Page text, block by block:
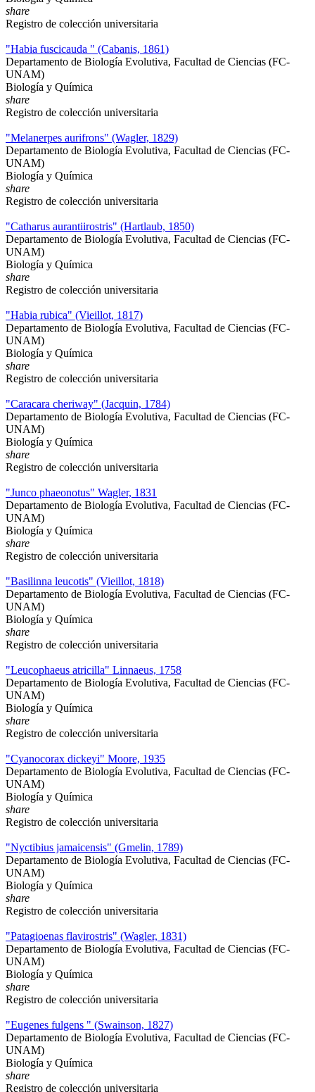
share
Registro de colección universitaria
"Habia fuscicauda " (Cabanis, 1861)
Departamento de Biología Evolutiva, Facultad de Ciencias (FC-
UNAM)
Biología y Química
share
Registro de colección universitaria
"Melanerpes aurifrons" (Wagler, 1829)
Departamento de Biología Evolutiva, Facultad de Ciencias (FC-
UNAM)
Biología y Química
share
Registro de colección universitaria
"Catharus aurantiirostris" (Hartlaub, 1850)
Departamento de Biología Evolutiva, Facultad de Ciencias (FC-
UNAM)
Biología y Química
share
Registro de colección universitaria
"Habia rubica" (Vieillot, 1817)
Departamento de Biología Evolutiva, Facultad de Ciencias (FC-
UNAM)
Biología y Química
share
Registro de colección universitaria
"Caracara cheriway" (Jacquin, 1784)
Departamento de Biología Evolutiva, Facultad de Ciencias (FC-
UNAM)
Biología y Química
share
Registro de colección universitaria
"Junco phaeonotus" Wagler, 1831
Departamento de Biología Evolutiva, Facultad de Ciencias (FC-
UNAM)
Biología y Química
share
Registro de colección universitaria
"Basilinna leucotis" (Vieillot, 1818)
Departamento de Biología Evolutiva, Facultad de Ciencias (FC-
UNAM)
Biología y Química
share
Registro de colección universitaria
"Leucophaeus atricilla" Linnaeus, 1758
Departamento de Biología Evolutiva, Facultad de Ciencias (FC-
UNAM)
Biología y Química
share
Registro de colección universitaria
"Cyanocorax dickeyi" Moore, 1935
Departamento de Biología Evolutiva, Facultad de Ciencias (FC-
UNAM)
Biología y Química
share
Registro de colección universitaria
"Nyctibius jamaicensis" (Gmelin, 1789)
Departamento de Biología Evolutiva, Facultad de Ciencias (FC-
UNAM)
Biología y Química
share
Registro de colección universitaria
"Patagioenas flavirostris" (Wagler, 1831)
Departamento de Biología Evolutiva, Facultad de Ciencias (FC-
UNAM)
Biología y Química
share
Registro de colección universitaria
"Eugenes fulgens " (Swainson, 1827)
Departamento de Biología Evolutiva, Facultad de Ciencias (FC-
UNAM)
Biología y Química
share
Registro de colección universitaria